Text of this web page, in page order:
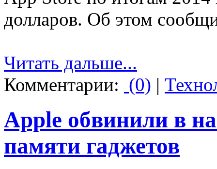
долларов. Об этом
Читать дальше...
Комментарии: (0) |
Apple обвинили в
памяти гаджетов